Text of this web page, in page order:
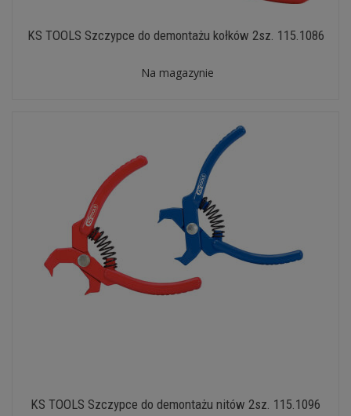
KS TOOLS Szczypce do demontażu kołków 2sz. 115.1086
Na magazynie
KS TOOLS Szczypce do demontażu nitów 2sz. 115.1096